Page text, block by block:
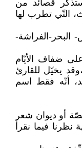
قصائد من
التّي تطرب لها
الفراشة-
ضفاف الأيّام
الصفحة (على ضفاف الأيّام -3)،وقد يخيّل للقارئ
أنّه فقط اسم
أو ديوان شعر
فيما نقرأ